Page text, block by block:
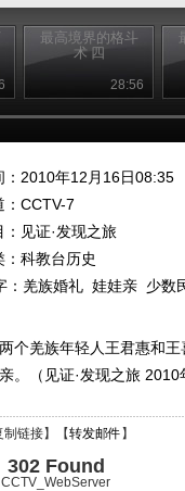
最高境界的格斗
术 四
28:56
：2010年12月16日08:35
CCTV-7
见证·发现之旅
：科教台历史
羌族婚礼 娃娃亲 少数
个羌族年轻人王君惠和
。（见证·发现之旅
制链接】【转发邮件 】
302 Found
CCTV_WebServer